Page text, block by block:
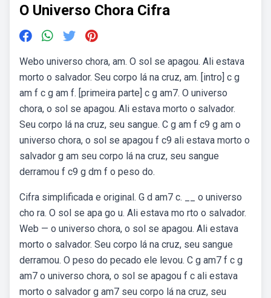
O Universo Chora Cifra
Webo universo chora, am. O sol se apagou. Ali estava
morto o salvador. Seu corpo lá na cruz, am. [intro] c g
am f c g am f. [primeira parte] c g am7. O universo
chora, o sol se apagou. Ali estava morto o salvador.
Seu corpo lá na cruz, seu sangue. C g am f c9 g am o
universo chora, o sol se apagou f c9 ali estava morto o
salvador g am seu corpo lá na cruz, seu sangue
derramou f c9 g dm f o peso do.
Cifra simplificada e original. G d am7 c. __ o universo
cho ra. O sol se apa go u. Ali estava mo rto o salvador.
Web — o universo chora, o sol se apagou. Ali estava
morto o salvador. Seu corpo lá na cruz, seu sangue
derramou. O peso do pecado ele levou. C g am7 f c g
am7 o universo chora, o sol se apagou f c ali estava
morto o salvador g am7 seu corpo lá na cruz, seu